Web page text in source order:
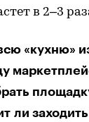
в 2–3
«кухню»
ли